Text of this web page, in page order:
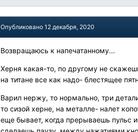
Опубликовано12 декабря, 2020
Возвращаюсь к напечатанному...
Херня какая-то, по другому не
на титане все как надо- блестящее
Варил нержу, то нормально, три
то сизой херне, на металле- налет
еще бывает, когда прерываешь пульс